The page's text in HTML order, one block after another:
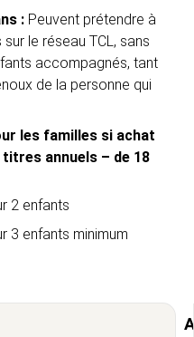
: Peuvent prétendre à
le réseau TCL, sans
accompagnés, tant
de la personne qui
les familles si achat
titres annuels – de 18
2 enfants
3 enfants minimum